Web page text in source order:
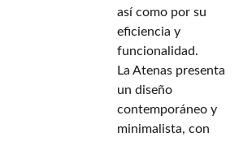
así como por su
eficiencia y
funcionalidad.
La Atenas presenta
un diseño
contemporáneo y
minimalista, con